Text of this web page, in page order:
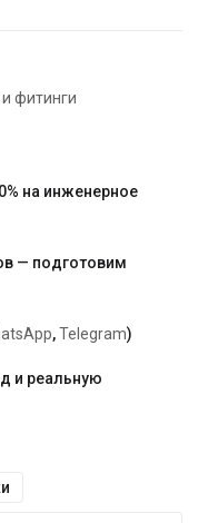
фитинги
на инженерное
— подготовим
,Telegram)
и реальную